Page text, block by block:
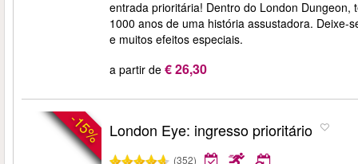
entrada prioritária! Dentro do London
1000 anos de uma história assustadora. Deixe-
e muitos efeitos especiais.
a partir de € 26,30
-15% London Eye: ingresso prioritário
(352)